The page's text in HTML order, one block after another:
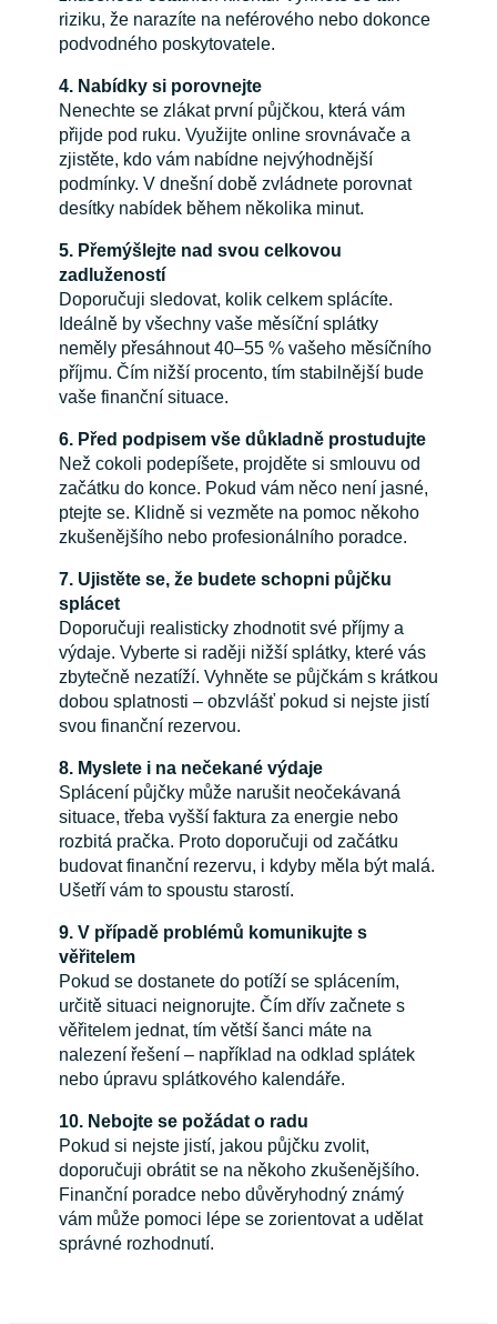
riziku, že narazíte na neférového nebo dokonce
podvodného poskytovatele.
4. Nabídky si porovnejte
Nenechte se zlákat první půjčkou, která vám
přijde pod ruku. Využijte online srovnávače a
zjistěte, kdo vám nabídne nejvýhodnější
podmínky. V dnešní době zvládnete porovnat
desítky nabídek během několika minut.
5. Přemýšlejte nad svou celkovou
zadlužeností
Doporučuji sledovat, kolik celkem splácíte.
Ideálně by všechny vaše měsíční splátky
neměly přesáhnout 40–55 % vašeho měsíčního
příjmu. Čím nižší procento, tím stabilnější bude
vaše finanční situace.
6. Před podpisem vše důkladně prostudujte
Než cokoli podepíšete, projděte si smlouvu od
začátku do konce. Pokud vám něco není jasné,
ptejte se. Klidně si vezměte na pomoc někoho
zkušenějšího nebo profesionálního poradce.
7. Ujistěte se, že budete schopni půjčku
splácet
Doporučuji realisticky zhodnotit své příjmy a
výdaje. Vyberte si raději nižší splátky, které vás
zbytečně nezatíží. Vyhněte se půjčkám s krátkou
dobou splatnosti – obzvlášť pokud si nejste jistí
svou finanční rezervou.
8. Myslete i na nečekané výdaje
Splácení půjčky může narušit neočekávaná
situace, třeba vyšší faktura za energie nebo
rozbitá pračka. Proto doporučuji od začátku
budovat finanční rezervu, i kdyby měla být malá.
Ušetří vám to spoustu starostí.
9. V případě problémů komunikujte s
věřitelem
Pokud se dostanete do potíží se splácením,
určitě situaci neignorujte. Čím dřív začnete s
věřitelem jednat, tím větší šanci máte na
nalezení řešení – například na odklad splátek
nebo úpravu splátkového kalendáře.
10. Nebojte se požádat o radu
Pokud si nejste jistí, jakou půjčku zvolit,
doporučuji obrátit se na někoho zkušenějšího.
Finanční poradce nebo důvěryhodný známý
vám může pomoci lépe se zorientovat a udělat
správné rozhodnutí.